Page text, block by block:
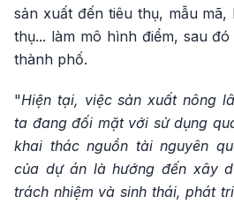
sản xuất đến tiêu thụ, mẫu
thụ... làm mô hình điểm, sau
thành phố.
"Hiện tại, việc sản xuất nông
ta đang đối mặt với sử dụng
khai thác nguồn tài nguyên
của dự án là hướng đến xây
trách nhiệm và sinh thái, phát